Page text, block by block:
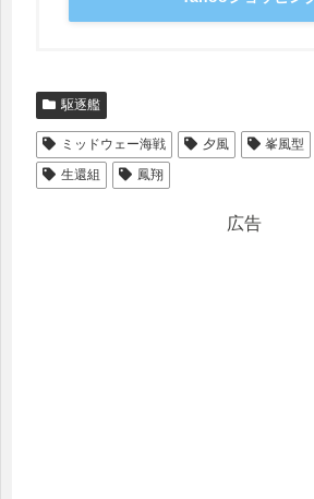
駆逐艦
ミッドウェー海戦 夕風 峯風型
生還組
鳳翔
広告